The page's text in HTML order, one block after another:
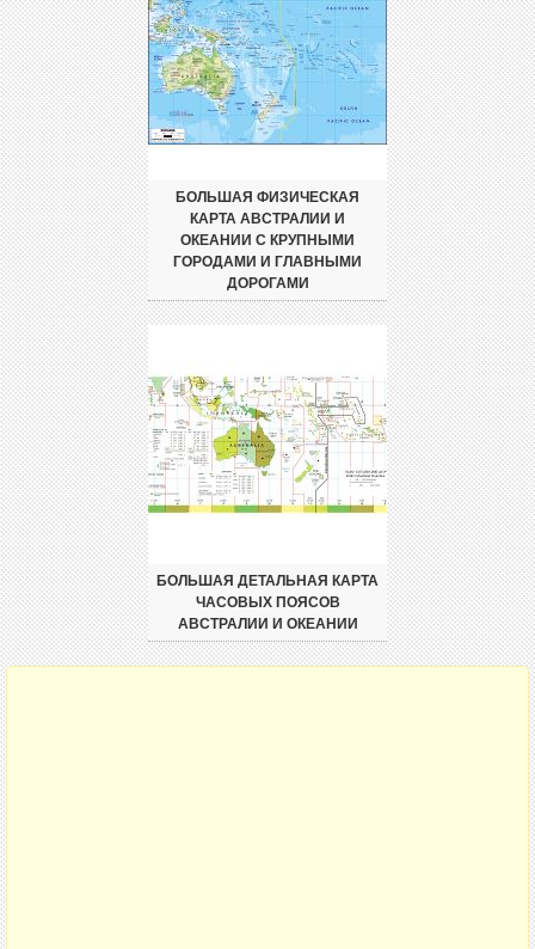
БОЛЬШАЯ ФИЗИЧЕСКАЯ
КАРТА АВСТРАЛИИ И
ОКЕАНИИ С КРУПНЫМИ
ГОРОДАМИ И ГЛАВНЫМИ
ДОРОГАМИ
БОЛЬШАЯ ДЕТАЛЬНАЯ КАРТА
ЧАСОВЫХ ПОЯСОВ
АВСТРАЛИИ И ОКЕАНИИ